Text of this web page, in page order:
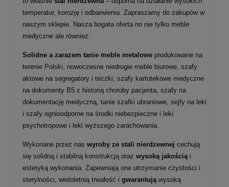
temperatur, korozję i odbarwienia. Zapraszamy do zakupów w
naszym sklepie. Nasza bogata oferta no nie tylko meble
medyczne ale również:
Solidne a zarazem tanie meble metalowe produkowane na
terenie Polski, nowoczesne niedrogie meble biurowe, szafy
aktowe na segregatory i teczki, szafy kartotekowe medyczne
na dokumenty B5 z historią choroby pacjenta, szafy na
dokumentację medyczną, tanie szafki ubraniowe, sejfy na leki
i szafy ognioodporne na środki niebezpieczne i leki
psychotropowe i leki wyższego zarachowania.
Wykonane przez nas wyroby ze stali nierdzewnej cechują
się solidną i stabilną konstrukcją oraz wysoką jakościąi
estetyką wykonania. Zapewniają one utrzymanie czystości i
sterylności, wieloletnią trwałość i gwarantująwysoką